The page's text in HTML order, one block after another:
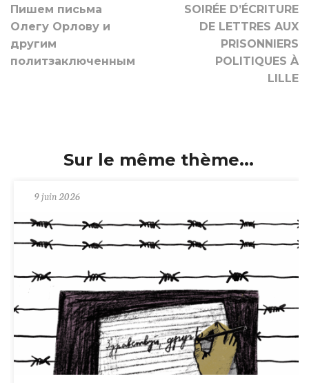
Пишем письма
Олегу Орлову и
другим
политзаключенным
SOIRÉE D’ÉCRITURE
DE LETTRES AUX
PRISONNIERS
POLITIQUES À
LILLE
Sur le même thème...
9 juin 2026